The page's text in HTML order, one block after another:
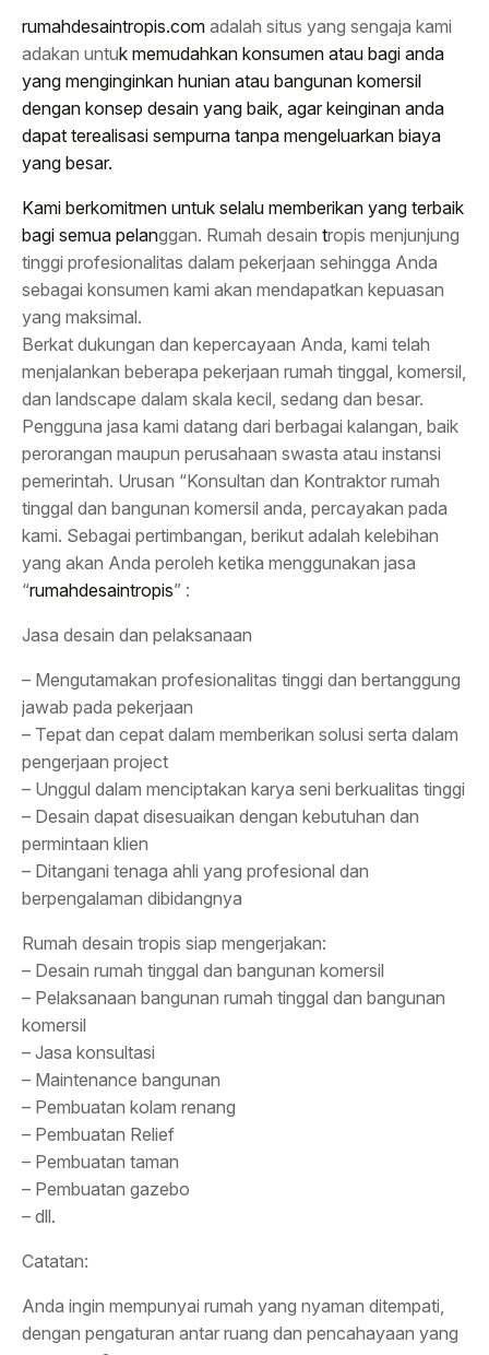
rumahdesaintropis.com adalah situs yang sengaja kami
adakan untuk memudahkan konsumen atau bagi anda
yang menginginkan hunian atau bangunan komersil
dengan konsep desain yang baik, agar keinginan anda
dapat terealisasi sempurna tanpa mengeluarkan biaya
yang besar.
Kami berkomitmen untuk selalu memberikan yang terbaik
bagi semua pelanggan. Rumah desain tropis menjunjung
tinggi profesionalitas dalam pekerjaan sehingga Anda
sebagai konsumen kami akan mendapatkan kepuasan
yang maksimal.
Berkat dukungan dan kepercayaan Anda, kami telah
menjalankan beberapa pekerjaan rumah tinggal, komersil,
dan landscape dalam skala kecil, sedang dan besar.
Pengguna jasa kami datang dari berbagai kalangan, baik
perorangan maupun perusahaan swasta atau instansi
pemerintah. Urusan “Konsultan dan Kontraktor rumah
tinggal dan bangunan komersil anda, percayakan pada
kami. Sebagai pertimbangan, berikut adalah kelebihan
yang akan Anda peroleh ketika menggunakan jasa
“rumahdesaintropis” :
Jasa desain dan pelaksanaan
– Mengutamakan profesionalitas tinggi dan bertanggung
jawab pada pekerjaan
– Tepat dan cepat dalam memberikan solusi serta dalam
pengerjaan project
– Unggul dalam menciptakan karya seni berkualitas tinggi
– Desain dapat disesuaikan dengan kebutuhan dan
permintaan klien
– Ditangani tenaga ahli yang profesional dan
berpengalaman dibidangnya
Rumah desain tropis siap mengerjakan:
– Desain rumah tinggal dan bangunan komersil
– Pelaksanaan bangunan rumah tinggal dan bangunan
komersil
– Jasa konsultasi
– Maintenance bangunan
– Pembuatan kolam renang
– Pembuatan Relief
– Pembuatan taman
– Pembuatan gazebo
– dll.
Catatan:
Anda ingin mempunyai rumah yang nyaman ditempati,
dengan pengaturan antar ruang dan pencahayaan yang